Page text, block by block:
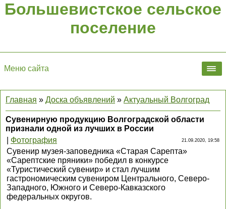
Большевистское сельское
поселение
Меню сайта
Главная » Доска объявлений » Актуальный Волгоград
Сувенирную продукцию Волгоградской области
признали одной из лучших в России
Фотография 21.09.2020, 19:58
Сувенир музея-заповедника «Старая Сарепта»
«Сарептские пряники» победил в конкурсе
«Туристический сувенир» и стал лучшим
гастрономическим сувениром Центрального, Северо-
Западного, Южного и Северо-Кавказского
федеральных округов.